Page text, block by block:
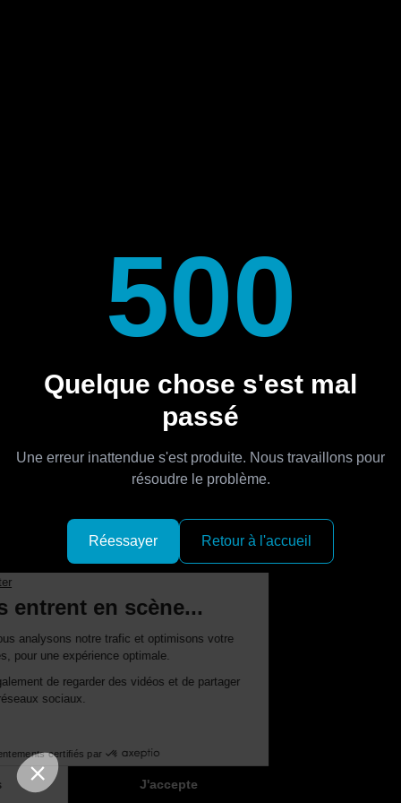
500
Quelque chose s'est mal
passé
Une erreur inattendue s'est produite. Nous travaillons pour
résoudre le problème.
Réessayer Retour à l'accueil